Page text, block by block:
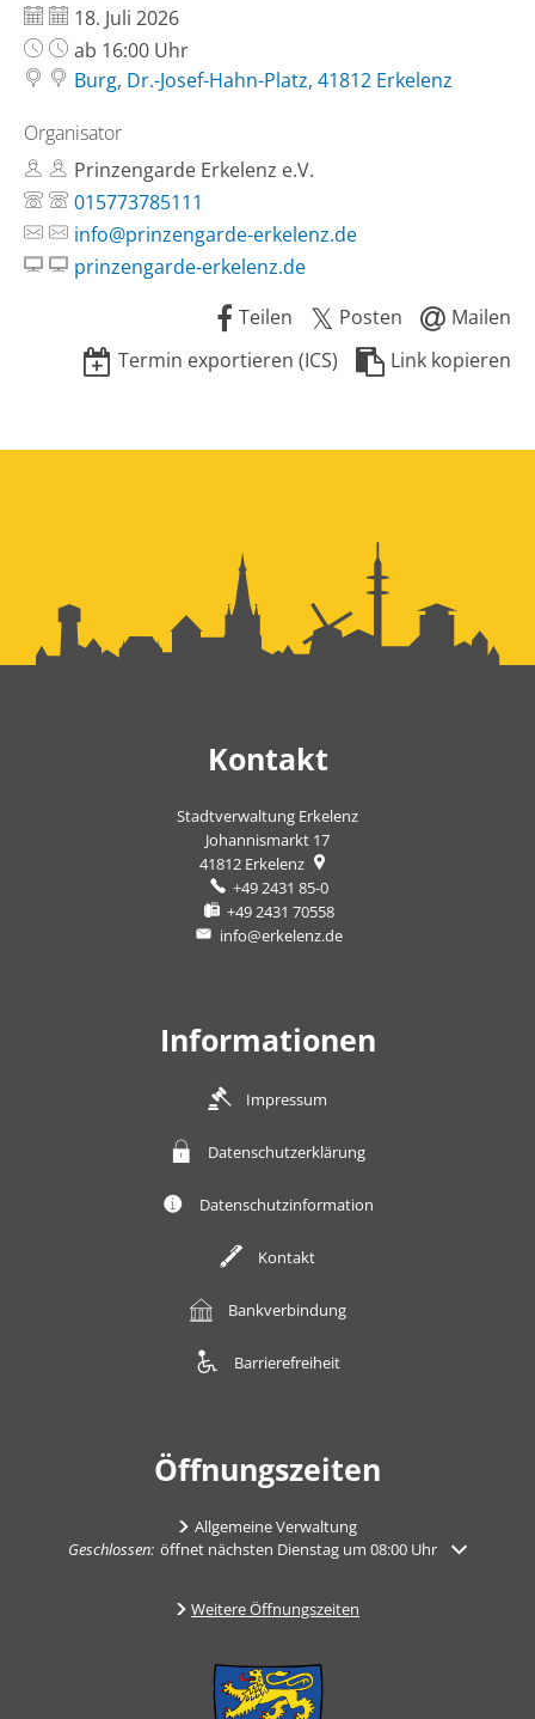
Datum:
18. Juli 2026
Uhrzeit:
ab 16:00 Uhr
Burg, Dr.-Josef-Hahn-Platz, 41812 Erkelenz
Organisator
Prinzengarde Erkelenz e.V.
015773785111
info@prinzengarde-erkelenz.de
prinzengarde-erkelenz.de
Teilen
Posten
Mailen
Termin exportieren (ICS)
Link kopieren
Kontakt
Stadtverwaltung Erkelenz
Johannismarkt 17
41812 Erkelenz
+49 2431 85-0
+49 2431 70558
info@erkelenz.de
Informationen
Impressum
Datenschutzerklärung
Datenschutzinformation
Kontakt
Bankverbindung
Barrierefreiheit
Öffnungszeiten
Allgemeine Verwaltung
Klicken, um weitere Öffnungs- oder Schließzeiten auszublenden
Geschlossen: öffnet nächsten Dienstag um 08:00 Uhr
Weitere Öffnungszeiten